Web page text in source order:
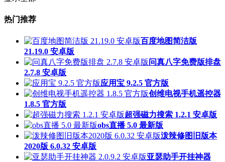
热门推荐
百度地图简洁版
21.19.0 安卓版
问真八字免费版排盘
2.7.8 安卓版
应用宝 9.2.5 官方版
创维电视手机遥控器
1.8.5 官方版
超强磁力搜索 1.2.1 安卓版
obs直播 5.0 最新版
泼辣修图旧版本
2020版 6.0.32 安卓版
亚瑟助手开挂神器